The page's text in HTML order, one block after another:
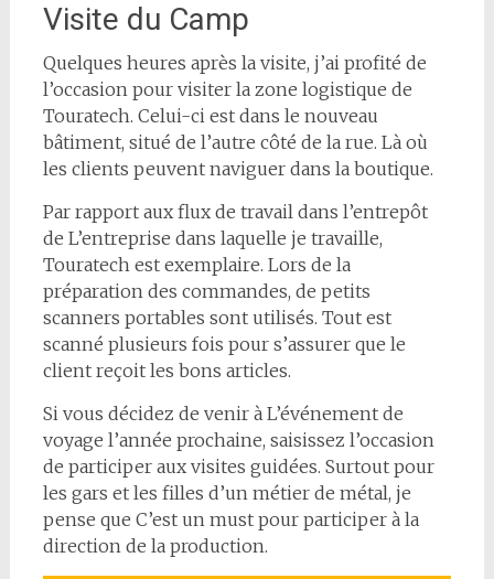
Visite du Camp
Quelques heures après la visite, j’ai profité de
l’occasion pour visiter la zone logistique de
Touratech. Celui-ci est dans le nouveau
bâtiment, situé de l’autre côté de la rue. Là où
les clients peuvent naviguer dans la boutique.
Par rapport aux flux de travail dans l’entrepôt
de L’entreprise dans laquelle je travaille,
Touratech est exemplaire. Lors de la
préparation des commandes, de petits
scanners portables sont utilisés. Tout est
scanné plusieurs fois pour s’assurer que le
client reçoit les bons articles.
Si vous décidez de venir à L’événement de
voyage l’année prochaine, saisissez l’occasion
de participer aux visites guidées. Surtout pour
les gars et les filles d’un métier de métal, je
pense que C’est un must pour participer à la
direction de la production.